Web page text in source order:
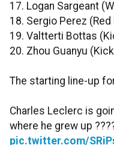
17. Logan Sargeant
18. Sergio Perez (Red
19. Valtterti Bottas
20. Zhou Guanyu
The starting line-up
Charles Leclerc is
where he grew up
pic.twitter.com/